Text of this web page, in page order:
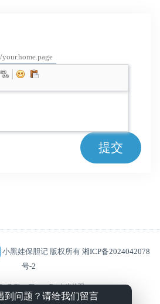
提交
小黑娃保胆记 版权所有 湘ICP备2024042078
号-2
Z-BlogTheme By吉光片羽
到问题？请给我们留言